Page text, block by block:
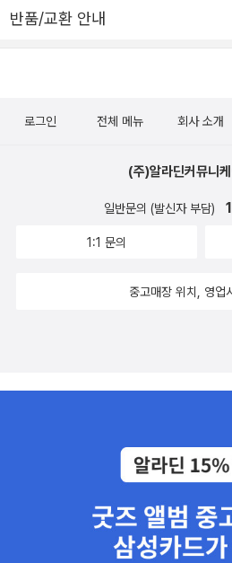
반품/교환 안내
로그인 전체 메뉴 회사 소개
(주)알라딘커뮤니
일반문의 (발신자 부담)
1:1 문의
중고매장 위치, 영업